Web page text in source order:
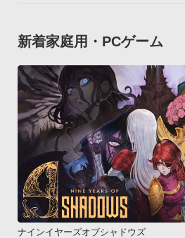
新着家庭用・PCゲーム
ナインイヤーズオブシャドウズ